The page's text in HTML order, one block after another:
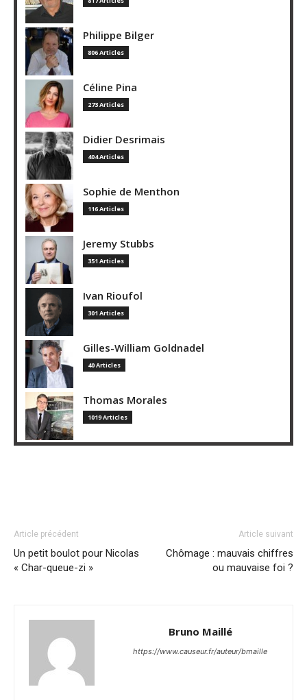
Philippe Bilger
806 Articles
Céline Pina
273 Articles
Didier Desrimais
404 Articles
Sophie de Menthon
116 Articles
Jeremy Stubbs
351 Articles
Ivan Rioufol
301 Articles
Gilles-William Goldnadel
40 Articles
Thomas Morales
1019 Articles
Article précédent
Un petit boulot pour Nicolas
« Char-queue-zi »
Article suivant
Chômage : mauvais chiffres
ou mauvaise foi ?
Bruno Maillé
https://www.causeur.fr/auteur/bmaille